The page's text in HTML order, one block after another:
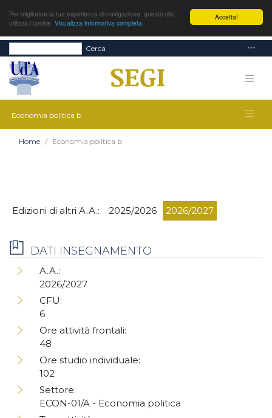
Accetta!
Per migliorare la tua esperienza di navigazione, questo sito
utilizza i cookie. Visualizza informativa completa
Cerca
Economia politica b
Home Economia politica b
Edizioni di altri A.A.: 2025/2026 2026/2027
DATI INSEGNAMENTO
A.A.:
2026/2027
CFU:
6
Ore attività frontali:
48
Ore studio individuale:
102
Settore:
ECON-01/A - Economia politica